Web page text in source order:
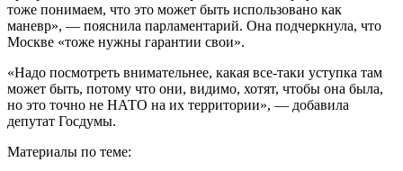
тоже понимаем, что это может быть использовано как
маневр», — пояснила парламентарий. Она подчеркнула, что
Москве «тоже нужны гарантии свои».
«Надо посмотреть внимательнее, какая все-таки уступка там
может быть, потому что они, видимо, хотят, чтобы она была,
но это точно не НАТО на их территории», — добавила
депутат Госдумы.
Материалы по теме: